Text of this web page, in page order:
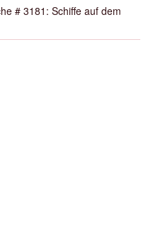
# 3181: Schiffe auf dem